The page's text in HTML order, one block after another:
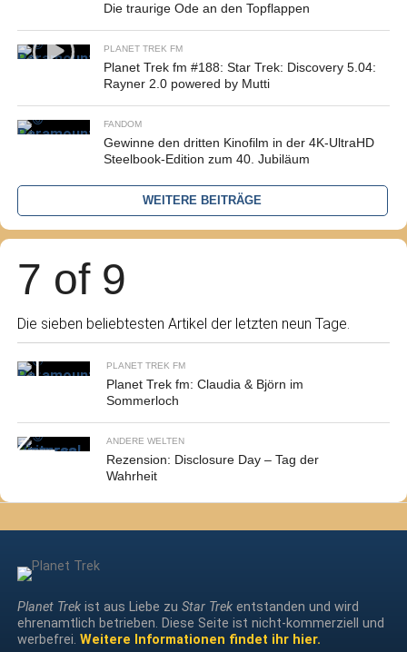
Die traurige Ode an den Topflappen
PLANET TREK FM
Planet Trek fm #188: Star Trek: Discovery 5.04:
Rayner 2.0 powered by Mutti
FANDOM
Gewinne den dritten Kinofilm in der 4K-UltraHD
Steelbook-Edition zum 40. Jubiläum
WEITERE BEITRÄGE
7 of 9
Die sieben beliebtesten Artikel der letzten neun Tage.
PLANET TREK FM
Planet Trek fm: Claudia & Björn im
Sommerloch
ANDERE WELTEN
Rezension: Disclosure Day – Tag der
Wahrheit
Planet Trekist aus Liebe zu Star Trekentstanden und wird
ehrenamtlich betrieben. Diese Seite ist nicht-kommerziell und
werbefrei. Weitere Informationen findet ihr hier.